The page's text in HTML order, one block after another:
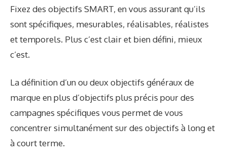
Fixez des objectifs SMART, en vous assurant qu’ils
sont spécifiques, mesurables, réalisables, réalistes
et temporels. Plus c’est clair et bien défini, mieux
c’est.
La définition d’un ou deux objectifs généraux de
marque en plus d’objectifs plus précis pour des
campagnes spécifiques vous permet de vous
concentrer simultanément sur des objectifs à long et
à court terme.